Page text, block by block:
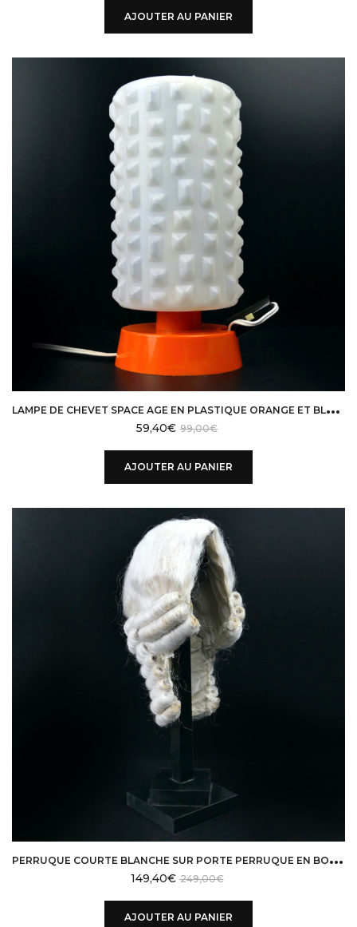
AJOUTER AU PANIER
L
AMPE DE CHEVET SPACE AGE EN PLASTIQUE ORANGE ET BLANC DES ANNÉES 70
99,00€
59,40€
AJOUTER AU PANIER
P
ERRUQUE COURTE BLANCHE SUR PORTE PERRUQUE EN BOIS NOIR
249,00€
149,40€
AJOUTER AU PANIER